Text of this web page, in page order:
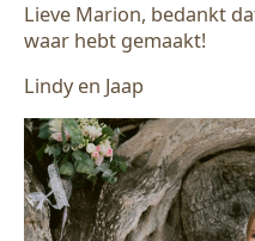
Lieve Marion, bedankt
waar hebt gemaakt!
Lindy en Jaap